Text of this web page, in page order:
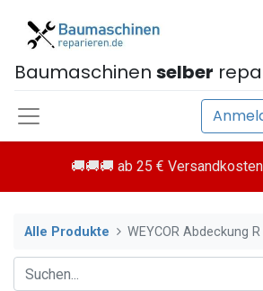
Baumaschinen selber
🚚🚚🚚 ab 25 €
Alle Produkte WEYCOR Abdeckung